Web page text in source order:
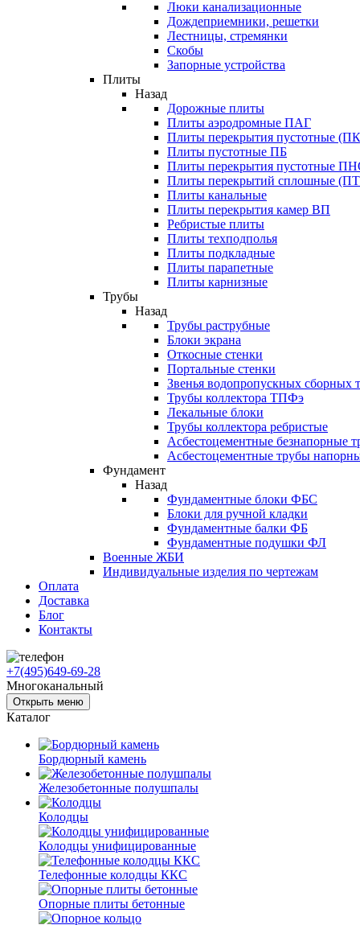
Люки канализационные
Дождеприемники, решетки
Лестницы, стремянки
Скобы
Запорные устройства
Плиты
Назад
Дорожные плиты
Плиты аэродромные ПАГ
Плиты перекрытия пустотные
Плиты пустотные ПБ
Плиты перекрытия пустотные
Плиты перекрытий сплошные
Плиты канальные
Плиты перекрытия камер ВП
Ребристые плиты
Плиты техподполья
Плиты подкладные
Плиты парапетные
Плиты карнизные
Трубы
Назад
Трубы раструбные
Блоки экрана
Откосные стенки
Портальные стенки
Звенья водопропускных сборных
Трубы коллектора ТПФэ
Лекальные блоки
Трубы коллектора ребристые
Асбестоцементные безнапорные
Асбестоцементные трубы
Фундамент
Назад
Фундаментные блоки ФБС
Блоки для ручной кладки
Фундаментные балки ФБ
Фундаментные подушки ФЛ
Военные ЖБИ
Индивидуальные изделия по чертежам
Оплата
Доставка
Блог
Контакты
+7(495)649-69-28
Многоканальный
Открыть меню
Каталог
Бордюрный камень
Железобетонные полушпалы
Колодцы
Колодцы унифицированные
Телефонные колодцы ККС
Опорные плиты бетонные